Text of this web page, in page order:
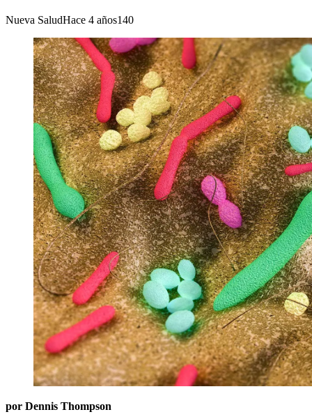
Nueva SaludHace 4 años140
por Dennis Thompson